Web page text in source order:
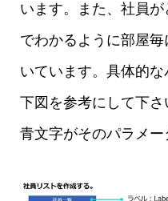
います。また、社員
でわかるように部屋
いています。具体的
下図を参考にして下さ
青文字がそのパラメー